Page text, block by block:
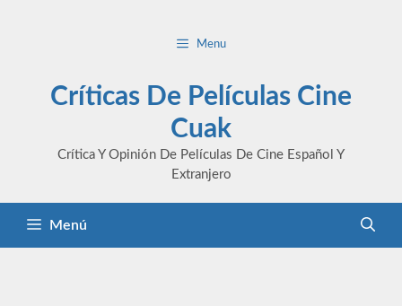
Menu
Críticas De Películas Cine
Cuak
Crítica Y Opinión De Películas De Cine Español Y
Extranjero
Menú